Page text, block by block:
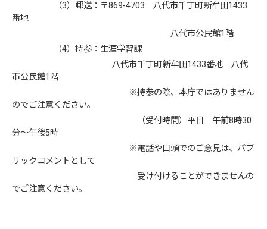
（3）郵送：〒869-4703 八代市千丁町新牟田1433
番地
八代市公民館1階
（4）持参：生涯学習課
八代市千丁町新牟田1433番地 八代
市公民館1階
※持参の際、本庁ではありません
のでご注意ください。
（受付時間）平日 午前8時30
分～午後5時
※電話や口頭でのご意見は、パブ
リックコメントとして
受け付けることができませんの
でご注意ください。